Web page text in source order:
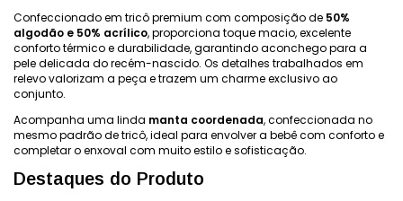
Confeccionado em tricô premium com composição de 50%
algodão e 50% acrílico, proporciona toque macio, excelente
conforto térmico e durabilidade, garantindo aconchego para a
pele delicada do recém-nascido. Os detalhes trabalhados em
relevo valorizam a peça e trazem um charme exclusivo ao
conjunto.
Acompanha uma linda manta coordenada, confeccionada no
mesmo padrão de tricô, ideal para envolver a bebê com conforto e
completar o enxoval com muito estilo e sofisticação.
Destaques do Produto